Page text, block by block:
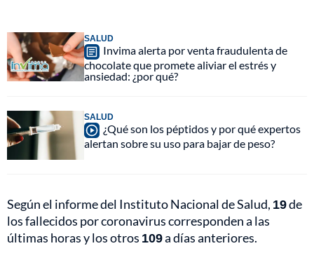
SALUD
Invima alerta por venta fraudulenta de
chocolate que promete aliviar el estrés y
ansiedad: ¿por qué?
SALUD
¿Qué son los péptidos y por qué expertos
alertan sobre su uso para bajar de peso?
Según el informe del Instituto Nacional de Salud, 19de
los fallecidos por coronavirus corresponden a las
últimas horas y los otros 109a días anteriores.